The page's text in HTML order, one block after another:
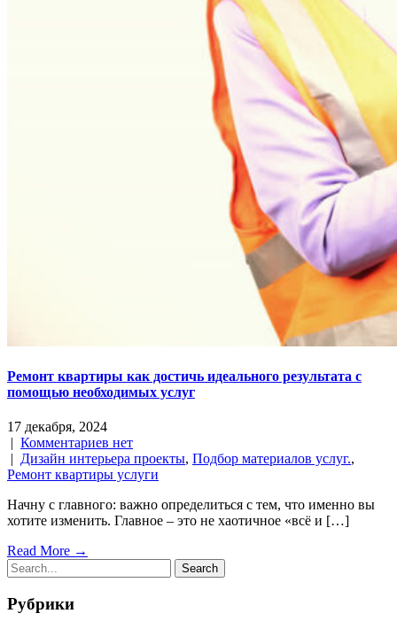
Ремонт квартиры как достичь идеального результата с
помощью необходимых услуг
17 декабря, 2024
| Комментариев нет
| Дизайн интерьера проекты, Подбор материалов услуг.,
Ремонт квартиры услуги
Начну с главного: важно определиться с тем, что именно вы
хотите изменить. Главное – это не хаотичное «всё и […]
Read More →
Рубрики